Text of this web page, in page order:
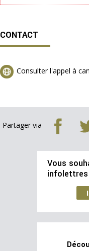
CONTACT
Consulter l'appel à
Partager via
Vous